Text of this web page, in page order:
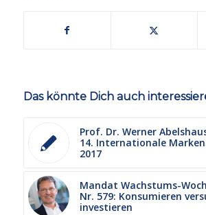
Das könnte Dich auch
Prof. Dr. Werner
14. Internationale
2017
Mandat Wachstums-
Nr. 579: Konsumieren
investieren